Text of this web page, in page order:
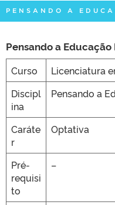
PENSANDO A
Pensando a
Curso
Licenciatura
Discipl
ina
Pensando a
Caráte
r
Optativa
Pré-
requisi
to
–